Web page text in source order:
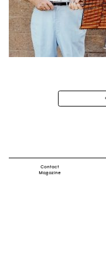
Navigation
Contact
Magazine